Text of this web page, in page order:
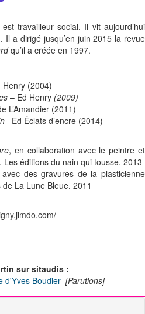
travailleur social. Il vit aujourd’hui
Il a dirigé jusqu’en juin 2015 la revue
qu’il a créée en 1997.
Henry (2004)
– Ed Henry (2009)
L’Amandier (2011)
–Ed Éclats d’encre (2014)
, en collaboration avec le peintre et
éditions du nain qui tousse. 2013
avec des gravures de la plasticienne
La Lune Bleue. 2011
sur sitaudis :
d'Yves Boudier [Parutions]